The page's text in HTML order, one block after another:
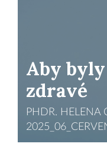
Aby
zdravé
PHDR. HELENA